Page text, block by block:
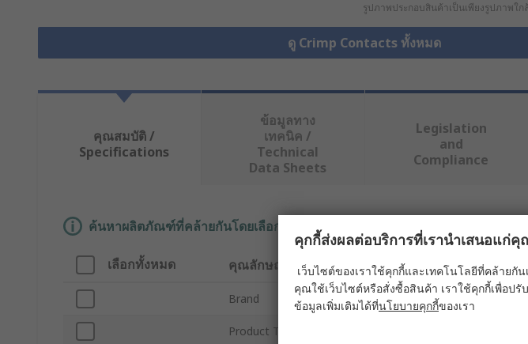
รูปภาพประกอบสินค้าเป็นเพียงรูปภาพใ
ดู Crimp Contacts ทั้งหมด
คุณสมบัติ /
Specifications
ข้อมูลทาง
เทคนิค /
Technical
Data Sheets
Legislation
and
Compliance
ค้นหาผลิตภัณฑ์ที่คล้ายกันโดยเลือกคุณลักษณะอย่างน้อยหนึ่งรายการ
เลือกทั้งหมด คุณลักษณะ ค่า
Brand Molex
Product Type
คุกกี้ส่งผลต่อบริการที่เรานำเสนอแก่
เว็บไซต์ของเราใช้คุกกี้และเทคโนโลยีที่คล้าย
คุณใช้เว็บไซต์หรือสั่งซื้อสินค้า เราใช้คุกกี้เพื่อ
ข้อมูลเพิ่มเติมได้ที่นโยบายคุกกี้ของเรา